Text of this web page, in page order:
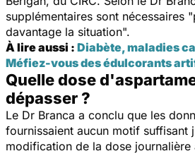
supplémentaires sont nécessaires
davantage la situation".
À lire aussi : Diabète, maladies
Méfiez-vous des édulcorants
Quelle dose
dépasser ?
Le Dr Branca a conclu que les
fournissaient aucun motif suffisant
modification de la dose journalière